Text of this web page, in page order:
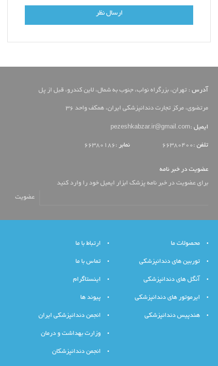
ارسال نظر
آدرس : تهران، بزرگراه نواب، جنوب به شمال، لاین کندرو، قبل از پل
مرتضوی، مرکز تجارت دندانپزشکی ایران، همکف واحد 36
ایمیل :pezeshkabzar.ir@gmail.com
تلفن :66380400 نمابر :66380186
عضویت در خبر نامه
برای عضویت در خبر نامه پزشک ابزار ایمیل خود را وارد کنید
عضویت
محصولات ما
توربین های دندانپزشکی
آنگل های دندانپزشکی
ایرموتور های دندانپزشکی
هندپیس دندانپزشکی
ارتباط با ما
تماس با ما
اینستاگرام
پیوند ها
انجمن دندانپزشکی ایران
وزارت بهداشت و درمان
انجمن دندانپزشکان